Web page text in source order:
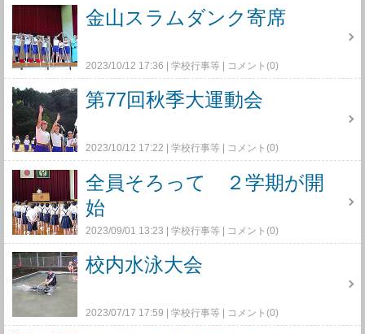
金山スラムダンク寄席
2023/10/12 17:36 学校行事等 コメント(0)
第77回秋季大運動会
2023/10/12 17:22 学校行事等 コメント(0)
全員そろって ２学期が開
始
2023/09/01 13:23 学校行事等 コメント(0)
校内水泳大会
2023/07/17 17:59 学校行事等 コメント(0)